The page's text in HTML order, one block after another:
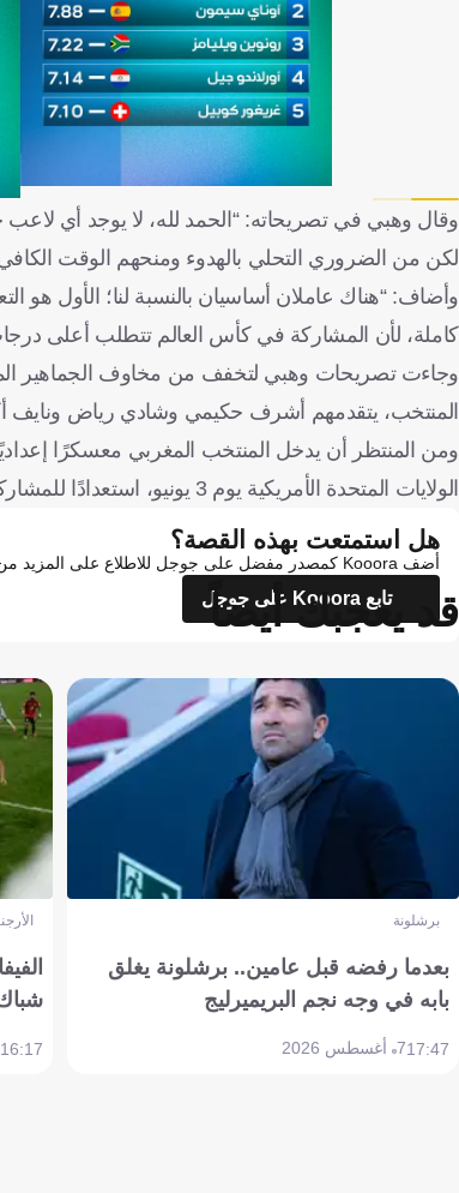
وقال وهبي في تصريحاته: “الحمد لله، لا يوجد أي لاعب
لكن من الضروري التحلي بالهدوء ومنحهم الوقت
وأضاف: “هناك عاملان أساسيان بالنسبة لنا؛ الأول هو
كاملة، لأن المشاركة في كأس العالم تتطلب أعلى
وجاءت تصريحات وهبي لتخفف من مخاوف الجماهير
المنتخب، يتقدمهم أشرف حكيمي وشادي رياض ونايف
الولايات المتحدة الأمريكية يوم 3 يونيو، استعدادًا للمشاركة في نهائيات كأس العالم 2026.
هل استمتعت بهذه القصة؟
أضف Kooora كمصدر مفضل على جوجل للاطلاع على المزيد من تقاريرنا
تابع Kooora على جوجل
قد يعجبك أيضاً
برشلونة
بعدما رفضه قبل عامين.. برشلونة يغلق
بابه في وجه نجم البريميرليج
17:477 أغسطس 2026 16:17